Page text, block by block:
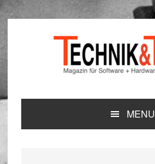
Zur
Hauptnavigation
Zum
Inhalt
Zur
Seitenspalte
MENU